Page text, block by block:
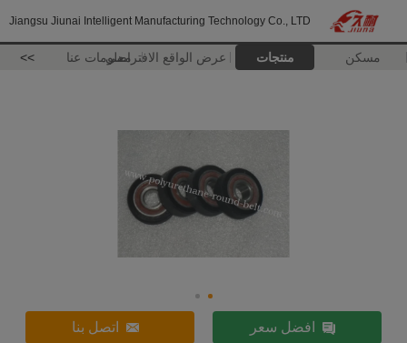
Jiangsu Jiunai Intelligent Manufacturing Technology Co., LTD
مسكن منتجات عرض الواقع الافتراضيمعلومات عنا >>
افضل سعر اتصل بنا